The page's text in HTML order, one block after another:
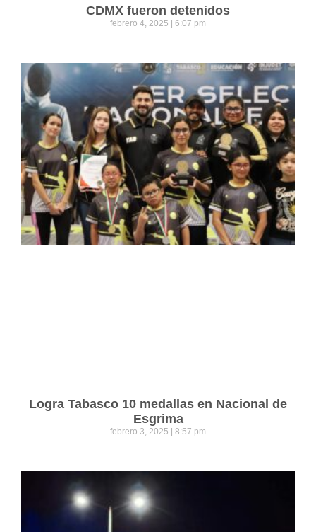
CDMX fueron detenidos
febrero 4, 2025 6:07 pm
Logra Tabasco 10 medallas en Nacional de
Esgrima
febrero 3, 2025 8:57 pm